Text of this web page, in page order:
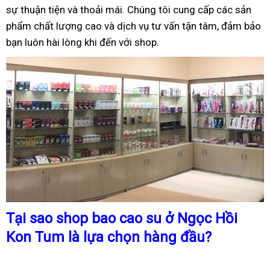
sự thuận tiện và thoải mái. Chúng tôi cung cấp các sản
phẩm chất lượng cao và dịch vụ tư vấn tận tâm, đảm bảo
bạn luôn hài lòng khi đến với shop.
Tại sao shop bao cao su ở Ngọc Hồi
Kon Tum là lựa chọn hàng đầu?